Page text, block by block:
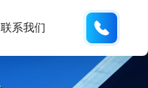
联系我们